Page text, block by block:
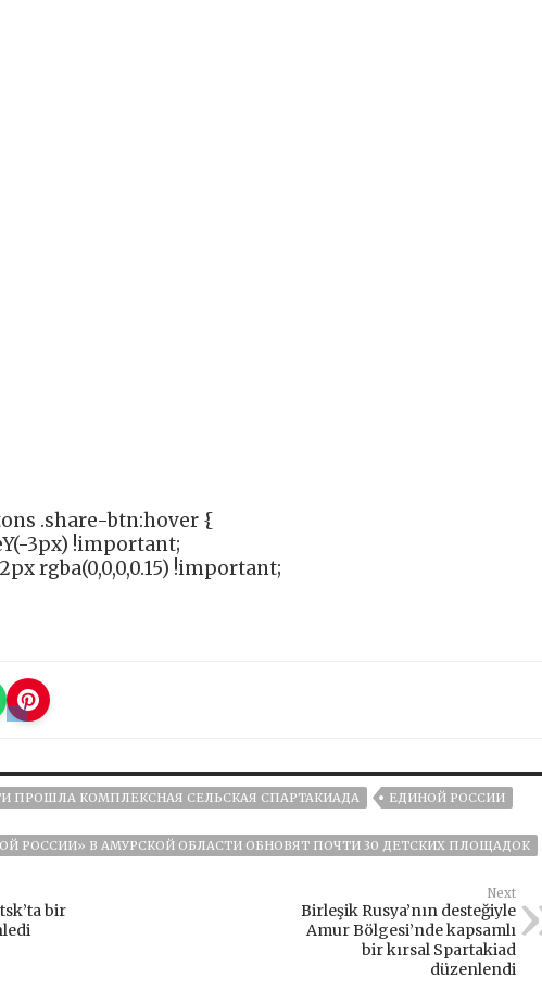
.share-btn:hover {
3px) !important;
rgba(0,0,0,0.15) !important;
ПРОШЛА КОМПЛЕКСНАЯ СЕЛЬСКАЯ СПАРТАКИАДА
ЕДИНОЙ РОССИИ
РОССИИ» В АМУРСКОЙ ОБЛАСТИ ОБНОВЯТ ПОЧТИ 30 ДЕТСКИХ ПЛОЩАДОК
bir
Next
Birleşik Rusya’nın desteğiyle
Amur Bölgesi’nde kapsamlı
bir kırsal Spartakiad
düzenlendi